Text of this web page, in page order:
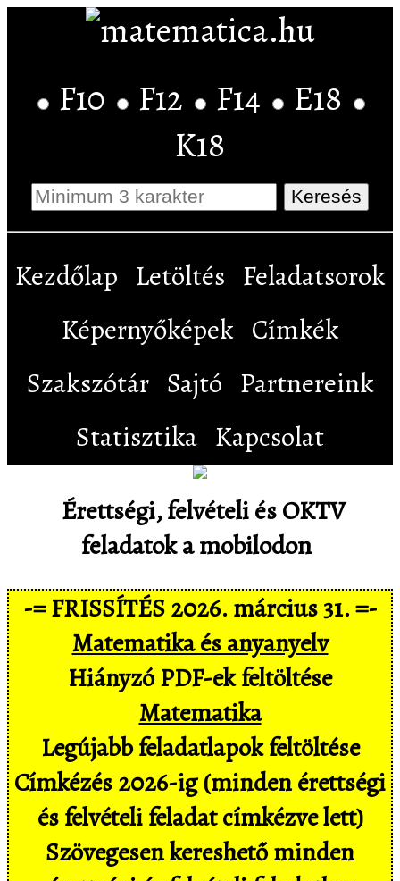
F10 F12 F14
E18
K18
Kezdőlap Letöltés Feladatsorok
Képernyőképek Címkék
Szakszótár Sajtó Partnereink
Statisztika Kapcsolat
Érettségi, felvételi és OKTV
feladatok a mobilodon
-= FRISSÍTÉS 2026. március 31. =-
Matematika és anyanyelv
Hiányzó PDF-ek feltöltése
Matematika
Legújabb feladatlapok feltöltése
Címkézés 2026-ig (minden érettségi
és felvételi feladat címkézve lett)
Szövegesen kereshető minden